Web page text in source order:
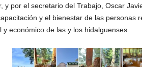
y por el secretario del Trabajo, Oscar
y el bienestar de las personas
y económico de las y los hidalguenses.